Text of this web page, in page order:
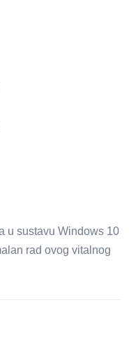
u sustavu Windows 10
rad ovog vitalnog